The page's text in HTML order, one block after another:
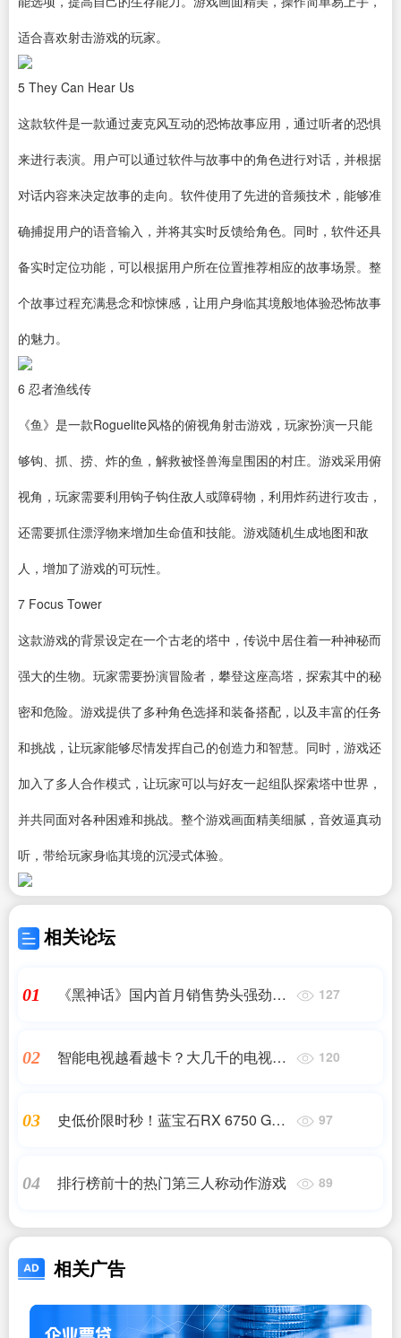
适合喜欢射击游戏的玩家。
5 They Can Hear Us
这款软件是一款通过麦克风互动的恐怖故事应用，通过听者的恐惧
来进行表演。用户可以通过软件与故事中的角色进行对话，并根据
对话内容来决定故事的走向。软件使用了先进的音频技术，能够准
确捕捉用户的语音输入，并将其实时反馈给角色。同时，软件还具
备实时定位功能，可以根据用户所在位置推荐相应的故事场景。整
个故事过程充满悬念和惊悚感，让用户身临其境般地体验恐怖故事
的魅力。
6 忍者渔线传
《鱼》是一款Roguelite风格的俯视角射击游戏，玩家扮演一只能
够钩、抓、捞、炸的鱼，解救被怪兽海皇围困的村庄。游戏采用俯
视角，玩家需要利用钩子钩住敌人或障碍物，利用炸药进行攻击，
还需要抓住漂浮物来增加生命值和技能。游戏随机生成地图和敌
人，增加了游戏的可玩性。
7 Focus Tower
这款游戏的背景设定在一个古老的塔中，传说中居住着一种神秘而
强大的生物。玩家需要扮演冒险者，攀登这座高塔，探索其中的秘
密和危险。游戏提供了多种角色选择和装备搭配，以及丰富的任务
和挑战，让玩家能够尽情发挥自己的创造力和智慧。同时，游戏还
加入了多人合作模式，让玩家可以与好友一起组队探索塔中世界，
并共同面对各种困难和挑战。整个游戏画面精美细腻，音效逼真动
听，带给玩家身临其境的沉浸式体验。
相关论坛
01
《黑神话》国内首月销售势头强劲，
127
02
智能电视越看越卡？大几千的电视为
120
03
史低价限时秒！蓝宝石RX 6750 GRE
97
04 排行榜前十的热门第三人称动作游戏 89
相关广告